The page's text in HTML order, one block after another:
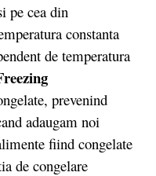
pe cea din
constanta
de temperatura
prevenind
adaugam noi
fiind congelate
de congelare